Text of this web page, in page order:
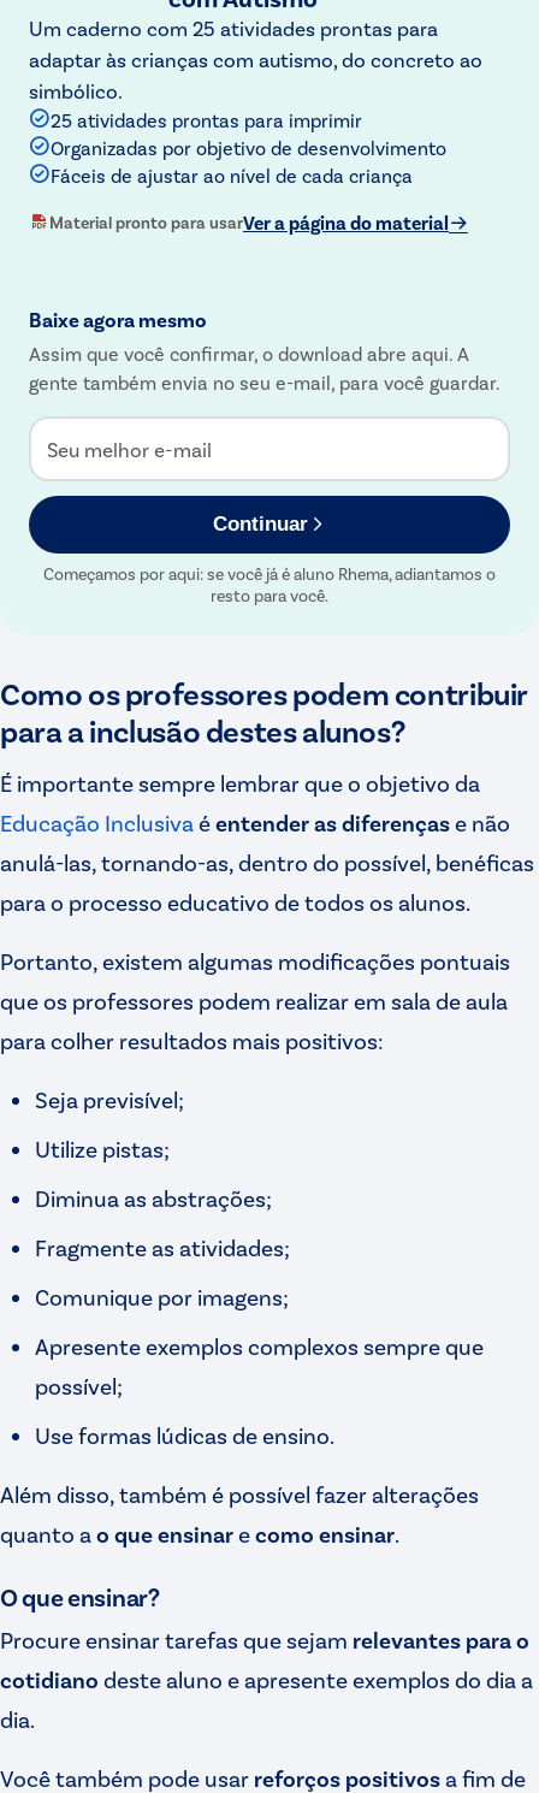
Um caderno com 25 atividades prontas para
adaptar às crianças com autismo, do concreto ao
simbólico.
25 atividades prontas para imprimir
Organizadas por objetivo de desenvolvimento
Fáceis de ajustar ao nível de cada criança
Material pronto para usarVer a página do material
Baixe agora mesmo
Assim que você confirmar, o download abre aqui. A
gente também envia no seu e-mail, para você guardar.
Seu melhor e-mail
Continuar
Começamos por aqui: se você já é aluno Rhema, adiantamos o
resto para você.
Como os professores podem contribuir
para a inclusão destes alunos?
É importante sempre lembrar que o objetivo da
Educação Inclusiva éentender as diferençase não
anulá-las, tornando-as, dentro do possível, benéficas
para o processo educativo de todos os alunos.
Portanto, existem algumas modificações pontuais
que os professores podem realizar em sala de aula
para colher resultados mais positivos:
Seja previsível;
Utilize pistas;
Diminua as abstrações;
Fragmente as atividades;
Comunique por imagens;
Apresente exemplos complexos sempre que
possível;
Use formas lúdicas de ensino.
Além disso, também é possível fazer alterações
quanto a o que ensinarecomo ensinar
O que ensinar?
Procure ensinar tarefas que sejam relevantes para o
cotidiano deste aluno e apresente exemplos do dia a
dia.
Você também pode usar reforços positivosa fim de